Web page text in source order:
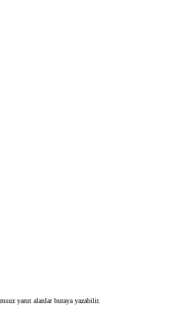
yanıt alanlar buraya yazabilir.